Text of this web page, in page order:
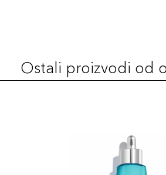
Ostali proizvodi od